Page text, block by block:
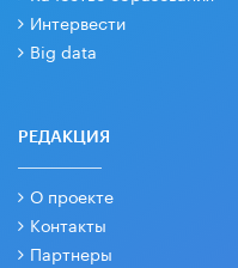
Интервести
Big data
РЕДАКЦИЯ
О проекте
Контакты
Партнеры